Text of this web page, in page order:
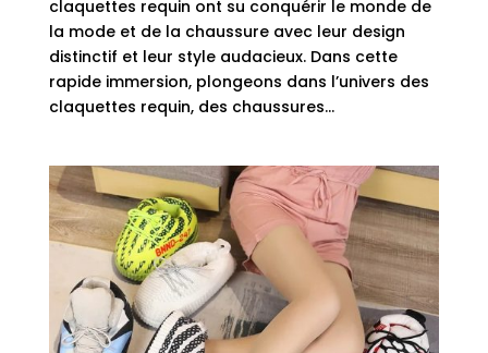
claquettes requin ont su conquérir le monde de
la mode et de la chaussure avec leur design
distinctif et leur style audacieux. Dans cette
rapide immersion, plongeons dans l’univers des
claquettes requin, des chaussures...